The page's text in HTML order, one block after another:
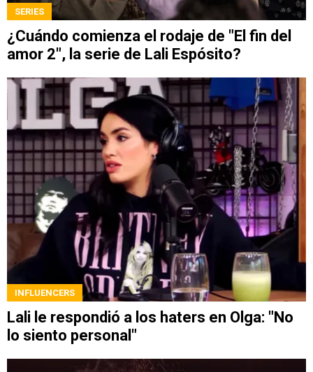
SERIES
¿Cuándo comienza el rodaje de "El fin del
amor 2", la serie de Lali Espósito?
INFLUENCERS
Lali le respondió a los haters en Olga: "No
lo siento personal"